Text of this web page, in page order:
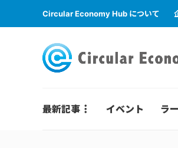
Circular Economy Hub について
最新記事 イベント ラ